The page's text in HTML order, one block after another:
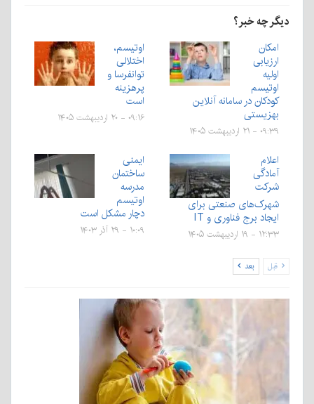
دیگر چه خبر؟
امکان
ارزیابی
اولیه
اوتیسم
کودکان در سامانه آنلاین
بهزیستی
۰۹:۳۹ - ۲۱ اردیبهشت ۱۴۰۵
اوتیسم،
اختلالی
توان‎فرسا و
پرهزینه
است
۰۹:۱۶ - ۲۰ اردیبهشت ۱۴۰۵
اعلام
آمادگی
شرکت
شهرک‌های صنعتی برای
ایجاد برج فناوری و IT
۱۲:۳۳ - ۱۹ اردیبهشت ۱۴۰۵
ایمنی
ساختمان
مدرسه
اوتیسم
دچار مشکل است
۱۰:۰۹ - ۲۹ آذر ۱۴۰۳
قبل بعد